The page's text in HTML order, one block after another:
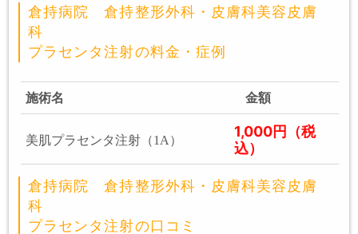
倉持病院 倉持整形外科・皮膚科美容皮膚
科
プラセンタ注射の料金・症例
施術名 金額
美肌プラセンタ注射（1A）
1,000円（税
込）
倉持病院 倉持整形外科・皮膚科美容皮膚
科
プラセンタ注射の口コミ